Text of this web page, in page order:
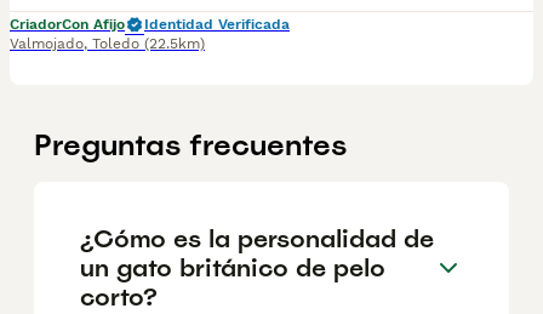
CriadorCon Afijo
Identidad Verificada
Valmojado, Toledo (22.5km)
Preguntas frecuentes
¿Cómo es la personalidad de
un gato británico de pelo
corto?